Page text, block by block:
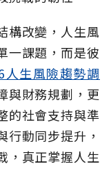
構改變，人生風
一課題，而是彼
人生風險趨勢調
與財務規劃，更
的社會支持與準
動同步提升，
，真正掌握人生